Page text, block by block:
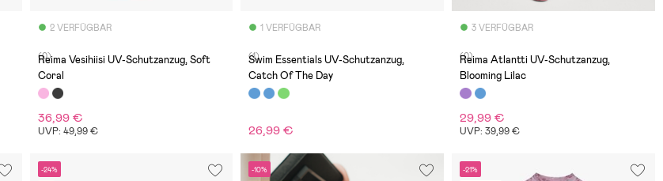
2 VERFÜGBAR
(0)
Reima Vesihiisi UV-Schutzanzug, Soft
Coral
36,99 €
UVP: 49,99 €
1 VERFÜGBAR
(1)
Swim Essentials UV-Schutzanzug,
Catch Of The Day
26,99 €
3 VERFÜGBAR
(0)
Reima Atlantti UV-Schutzanzug,
Blooming Lilac
29,99 €
UVP: 39,99 €
-24% -10% -21%